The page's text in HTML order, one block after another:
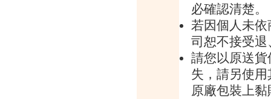
必確認清楚。
若因個人未
司恕不接受
請您以原送
失，請另使
原廠包裝上